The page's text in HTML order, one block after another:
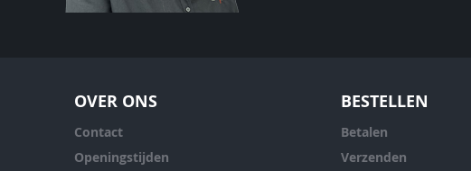
OVER ONS
Contact
Openingstijden
BESTELLEN
Betalen
Verzenden